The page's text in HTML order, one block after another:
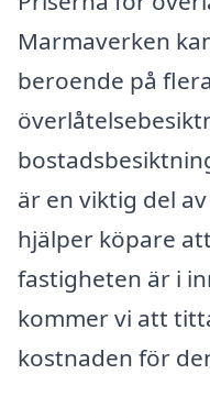
Marmaverken
beroende på
är en viktig del
hjälper köpare
fastigheten är i
kommer vi att
kostnaden för